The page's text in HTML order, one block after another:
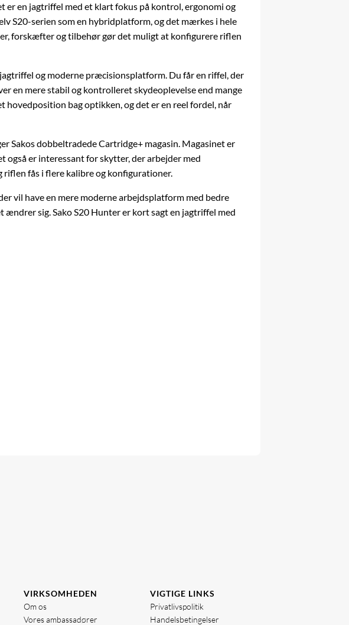
er en jagtriffel med et klart fokus på kontrol, ergonomi og
S20-serien som en hybridplatform, og det mærkes i hele
forskæfter og tilbehør gør det muligt at konfigurere riflen
og moderne præcisionsplatform. Du får en riffel, der
en mere stabil og kontrolleret skydeoplevelse end mange
bag optikken, og det er en reel fordel, når
Sakos dobbeltradede Cartridge+ magasin. Magasinet er
er interessant for skytter, der arbejder med
fås i flere kalibre og konfigurationer.
vil have en mere moderne arbejdsplatform med bedre
sig. Sako S20 Hunter er kort sagt en jagtriffel med
VIRKSOMHEDEN
Om os
Vores ambassadører
VIGTIGE LINKS
Privatlivspolitik
Handelsbetingelser